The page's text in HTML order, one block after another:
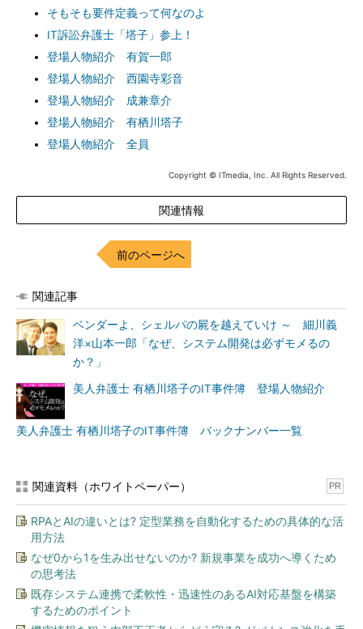
そもそも要件定義って何なのよ
IT訴訟弁護士「塔子」参上！
登場人物紹介 有賀一郎
登場人物紹介 西園寺彩音
登場人物紹介 成兼章介
登場人物紹介 有栖川塔子
登場人物紹介 全員
Copyright © ITmedia, Inc. All Rights Reserved.
関連情報
前のページへ
関連記事
ベンダーよ、シェルパの屍を越えていけ ～ 細川義
洋×山本一郎「なぜ、システム開発は必ずモメるの
か？」
美人弁護士 有栖川塔子のIT事件簿 登場人物紹介
美人弁護士 有栖川塔子のIT事件簿 バックナンバー一覧
関連資料（ホワイトペーパー） PR
RPAとAIの違いとは? 定型業務を自動化するための具体的な活
用方法
なぜ0から1を生み出せないのか? 新規事業を成功へ導くため
の思考法
既存システム連携で柔軟性・迅速性のあるAI対応基盤を構築
するためのポイント